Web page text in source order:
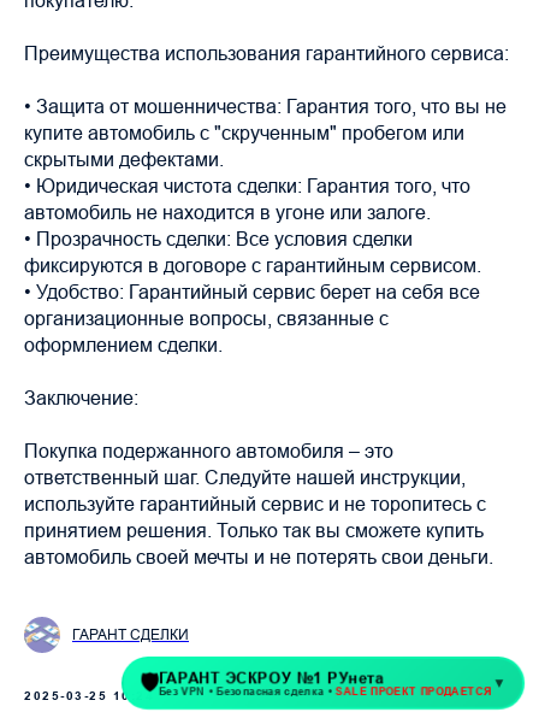
Преимущества использования гарантийного сервиса:
• Защита от мошенничества: Гарантия того, что вы не
купите автомобиль с "скрученным" пробегом или
скрытыми дефектами.
• Юридическая чистота сделки: Гарантия того, что
автомобиль не находится в угоне или залоге.
• Прозрачность сделки: Все условия сделки
фиксируются в договоре с гарантийным сервисом.
• Удобство: Гарантийный сервис берет на себя все
организационные вопросы, связанные с
оформлением сделки.
Заключение:
Покупка подержанного автомобиля – это
ответственный шаг. Следуйте нашей инструкции,
используйте гарантийный сервис и не торопитесь с
принятием решения. Только так вы сможете купить
автомобиль своей мечты и не потерять свои деньги.
ГАРАНТ СДЕЛКИ
2025-03-25 10:24